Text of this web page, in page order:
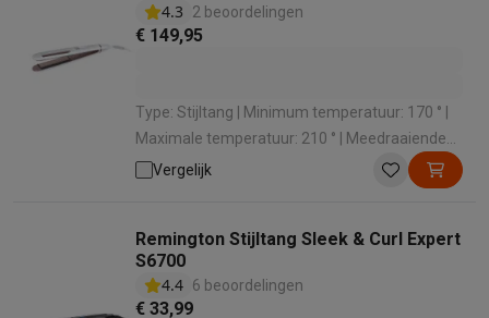
4.3
2 beoordelingen
€ 149,95
Type: Stijltang | Minimum temperatuur: 170 ° |
Maximale temperatuur: 210 ° | Meedraaiende
snoer: Ja | Display: Ja
Vergelijk
Remington Stijltang Sleek & Curl Expert
S6700
4.4 6 beoordelingen
€ 33,99